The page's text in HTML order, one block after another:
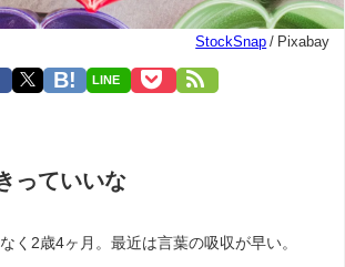
StockSnap / Pixabay
LINE
っていいな
く2歳4ヶ月。最近は言葉の吸収が早い。